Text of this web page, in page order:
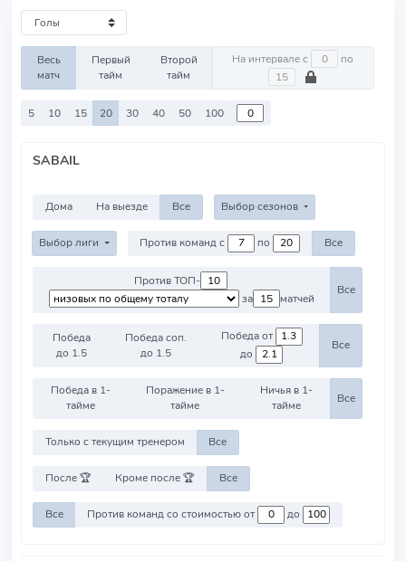
Весь
матч
Первый
тайм
Второй
тайм
На интервале с по
5 10 15 20 30 40 50 100
SABAIL
Дома На выезде Все Выбор сезонов
Выбор лиги Против команд с по Все
Против ТОП-
за
матчей
Все
Победа
до 1.5
Победа соп.
до 1.5
Победа от
до
Все
Победа в 1-
тайме
Поражение в 1-
тайме
Ничья в 1-
тайме
Все
Только с текущим тренером Все
После 🏆 Кроме после 🏆 Все
Все Против команд со стоимостью от до